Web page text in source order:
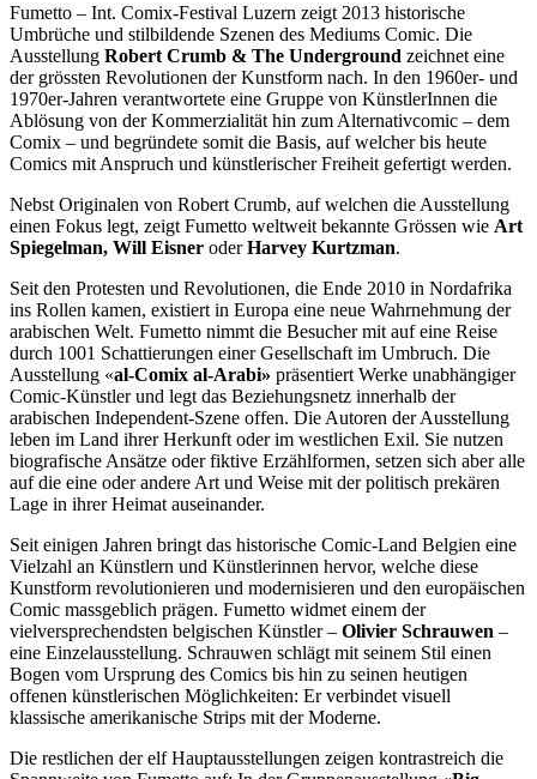
Fumetto – Int. Comix-Festival Luzern zeigt 2013 historische
Umbrüche und stilbildende Szenen des Mediums Comic. Die
Ausstellung Robert Crumb & The Underground zeichnet eine
der grössten Revolutionen der Kunstform nach. In den 1960er- und
1970er-Jahren verantwortete eine Gruppe von KünstlerInnen die
Ablösung von der Kommerzialität hin zum Alternativcomic – dem
Comix – und begründete somit die Basis, auf welcher bis heute
Comics mit Anspruch und künstlerischer Freiheit gefertigt werden.
Nebst Originalen von Robert Crumb, auf welchen die Ausstellung
einen Fokus legt, zeigt Fumetto weltweit bekannte Grössen wie Art
Spiegelman, Will Eisner oderHarvey Kurtzman.
Seit den Protesten und Revolutionen, die Ende 2010 in Nordafrika
ins Rollen kamen, existiert in Europa eine neue Wahrnehmung der
arabischen Welt. Fumetto nimmt die Besucher mit auf eine Reise
durch 1001 Schattierungen einer Gesellschaft im Umbruch. Die
Ausstellung «al-Comix al-Arabi» präsentiert Werke unabhängiger
Comic-Künstler und legt das Beziehungsnetz innerhalb der
arabischen Independent-Szene offen. Die Autoren der Ausstellung
leben im Land ihrer Herkunft oder im westlichen Exil. Sie nutzen
biografische Ansätze oder fiktive Erzählformen, setzen sich aber alle
auf die eine oder andere Art und Weise mit der politisch prekären
Lage in ihrer Heimat auseinander.
Seit einigen Jahren bringt das historische Comic-Land Belgien eine
Vielzahl an Künstlern und Künstlerinnen hervor, welche diese
Kunstform revolutionieren und modernisieren und den europäischen
Comic massgeblich prägen. Fumetto widmet einem der
vielversprechendsten belgischen Künstler – Olivier Schrauwen –
eine Einzelausstellung. Schrauwen schlägt mit seinem Stil einen
Bogen vom Ursprung des Comics bis hin zu seinen heutigen
offenen künstlerischen Möglichkeiten: Er verbindet visuell
klassische amerikanische Strips mit der Moderne.
Die restlichen der elf Hauptausstellungen zeigen kontrastreich die